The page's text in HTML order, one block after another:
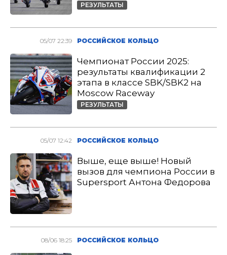
РЕЗУЛЬТАТЫ
05/07 22:39 РОССИЙСКОЕ КОЛЬЦО
Чемпионат России 2025:
результаты квалификации 2
этапа в классе SBK/SBK2 на
Moscow Raceway
РЕЗУЛЬТАТЫ
05/07 12:42 РОССИЙСКОЕ КОЛЬЦО
Выше, еще выше! Новый
вызов для чемпиона России в
Supersport Антона Федорова
08/06 18:25 РОССИЙСКОЕ КОЛЬЦО